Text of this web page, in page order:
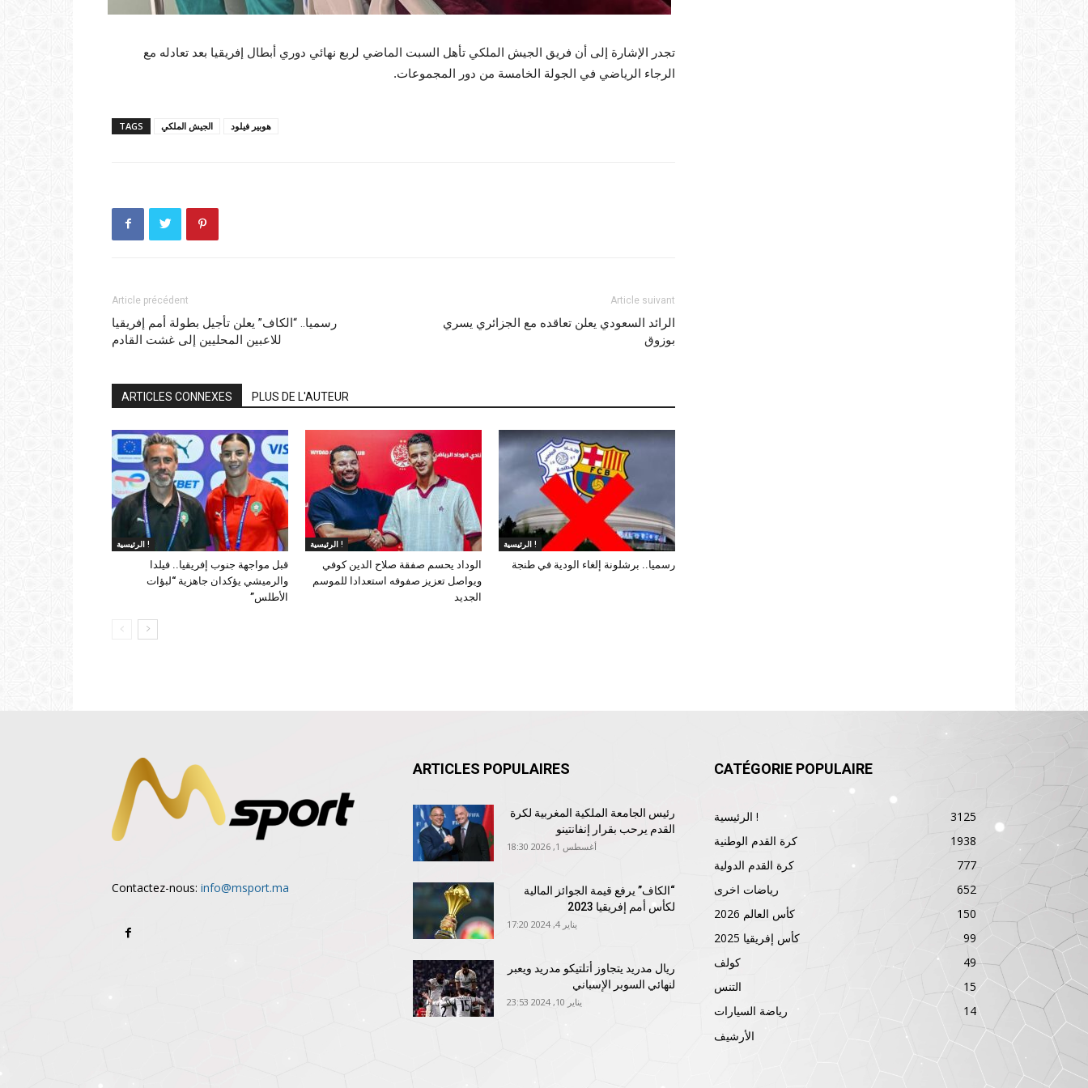
تجدر الإشارة إلى أن فريق الجيش الملكي تأهل السبت الماضي لربع نهائي دوري أبطال إفريقيا بعد تعادله مع
الرجاء الرياضي في الجولة الخامسة من دور المجموعات.
TAGS الجيش الملكي هوبير فيلود
Article précédent
رسميا.. “الكاف” يعلن تأجيل بطولة أمم إفريقيا
للاعبين المحليين إلى غشت القادم
Article suivant
الرائد السعودي يعلن تعاقده مع الجزائري يسري
بوزوق
ARTICLES CONNEXES PLUS DE L'AUTEUR
الرئيسية !
قبل مواجهة جنوب إفريقيا.. فيلدا
والرميشي يؤكدان جاهزية “لبؤات
الأطلس”
الرئيسية !
الوداد يحسم صفقة صلاح الدين كوفي
ويواصل تعزيز صفوفه استعدادا للموسم
الجديد
الرئيسية !
رسميا.. برشلونة إلغاء الودية في طنجة
Contactez-nous: info@msport.ma
ARTICLES POPULAIRES
رئيس الجامعة الملكية المغربية لكرة
القدم يرحب بقرار إنفانتينو
أغسطس 1, 2026 18:30
“الكاف” يرفع قيمة الجوائز المالية
لكأس أمم إفريقيا 2023
يناير 4, 2024 17:20
ريال مدريد يتجاوز أتلتيكو مدريد ويعبر
لنهائي السوبر الإسباني
يناير 10, 2024 23:53
CATÉGORIE POPULAIRE
الرئيسية !
3125
كرة القدم الوطنية
1938
كرة القدم الدولية
777
رياضات اخرى
652
كأس العالم 2026
150
كأس إفريقيا 2025
99
كولف
49
التنس
15
رياضة السيارات
14
الأرشيف